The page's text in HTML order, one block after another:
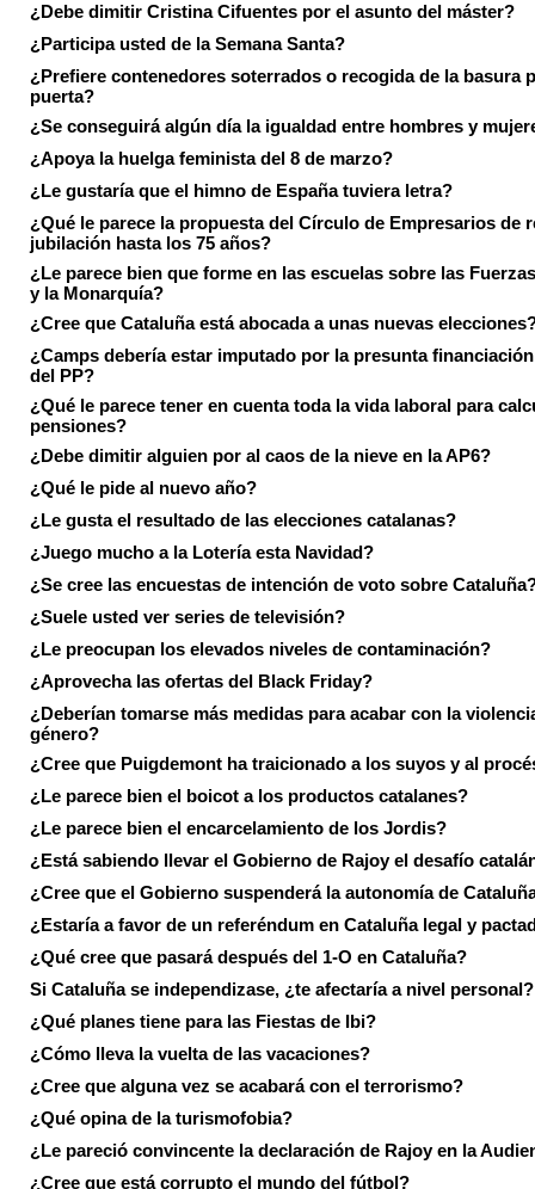
¿Debe dimitir Cristina Cifuentes por el asunto del máster?
¿Participa usted de la Semana Santa?
¿Prefiere contenedores soterrados o recogida de la basura
puerta?
¿Se conseguirá algún día la igualdad entre hombres y
¿Apoya la huelga feminista del 8 de marzo?
¿Le gustaría que el himno de España tuviera letra?
¿Qué le parece la propuesta del Círculo de Empresarios de
jubilación hasta los 75 años?
¿Le parece bien que forme en las escuelas sobre las
y la Monarquía?
¿Cree que Cataluña está abocada a unas nuevas
¿Camps debería estar imputado por la presunta
del PP?
¿Qué le parece tener en cuenta toda la vida laboral para
pensiones?
¿Debe dimitir alguien por al caos de la nieve en la AP6?
¿Qué le pide al nuevo año?
¿Le gusta el resultado de las elecciones catalanas?
¿Juego mucho a la Lotería esta Navidad?
¿Se cree las encuestas de intención de voto sobre
¿Suele usted ver series de televisión?
¿Le preocupan los elevados niveles de contaminación?
¿Aprovecha las ofertas del Black Friday?
¿Deberían tomarse más medidas para acabar con la
género?
¿Cree que Puigdemont ha traicionado a los suyos y al
¿Le parece bien el boicot a los productos catalanes?
¿Le parece bien el encarcelamiento de los Jordis?
¿Está sabiendo llevar el Gobierno de Rajoy el desafío
¿Cree que el Gobierno suspenderá la autonomía de
¿Estaría a favor de un referéndum en Cataluña legal y
¿Qué cree que pasará después del 1-O en Cataluña?
Si Cataluña se independizase, ¿te afectaría a nivel personal?
¿Qué planes tiene para las Fiestas de Ibi?
¿Cómo lleva la vuelta de las vacaciones?
¿Cree que alguna vez se acabará con el terrorismo?
¿Qué opina de la turismofobia?
¿Le pareció convincente la declaración de Rajoy en la
¿Cree que está corrupto el mundo del fútbol?